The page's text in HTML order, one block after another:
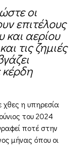
οι
επιτέλους
και αερίου
τις ζημιές
κέρδη
η υπηρεσία
του 2024
ποτέ στην
μήνας όπου οι